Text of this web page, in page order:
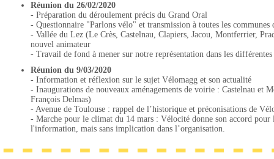
Réunion du 26/02/2020
- Préparation du déroulement précis du Grand Oral
- Questionnaire "Parlons vélo" et transmission à toutes les communes
- Vallée du Lez (Le Crès, Castelnau, Clapiers, Jacou, Montferrier,
nouvel animateur
- Travail de fond à mener sur notre représentation dans les
Réunion du 9/03/2020
- Information et réflexion sur le sujet Vélomagg et son actualité
- Inaugurations de nouveaux aménagements de voirie : Castelnau et
François Delmas)
- Avenue de Toulouse : rappel de l’historique et préconisations de
- Marche pour le climat du 14 mars : Vélocité donne son accord pour
l'information, mais sans implication dans l’organisation.